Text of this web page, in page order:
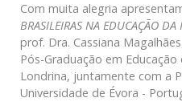
Com muita alegria
BRASILEIRAS NA EDUCAÇÃO DA
prof. Dra. Cassiana
Pós-Graduação em
Londrina, juntamente com a
Universidade de Évora -